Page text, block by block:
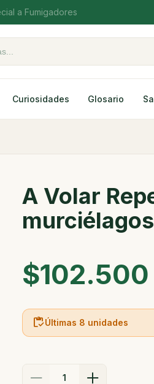
a Fumigadores
Curiosidades Glosario
A Volar
$102.500
inventoryÚltimas 8 unidades
1